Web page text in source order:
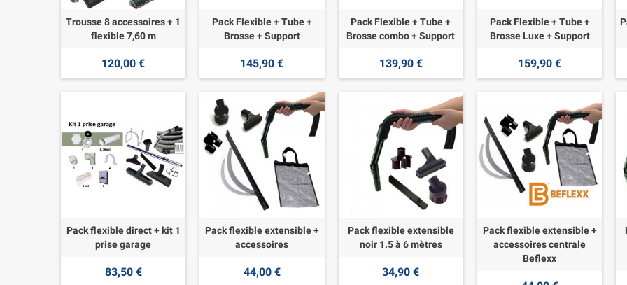
Trousse 8 accessoires + 1
flexible 7,60 m
120,00 €
Pack Flexible + Tube +
Brosse + Support
145,90 €
Pack Flexible + Tube +
Brosse combo + Support
139,90 €
Pack Flexible + Tube +
Brosse Luxe + Support
159,90 €
Pack flexible direct + kit 1
prise garage
83,50 €
Pack flexible extensible +
accessoires
44,00 €
Pack flexible extensible
noir 1.5 à 6 mètres
34,90 €
Pack flexible extensible +
accessoires centrale
Beflexx